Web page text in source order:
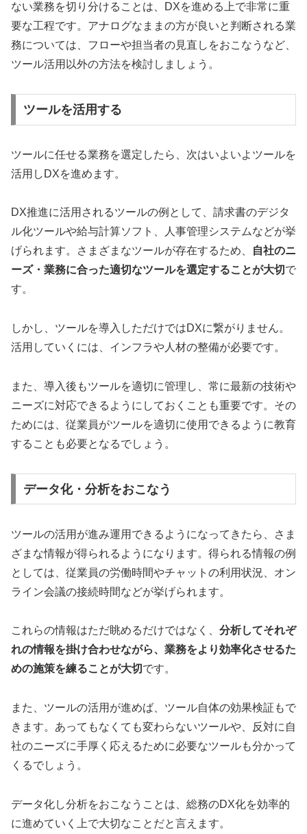
ない業務を切り分けることは、DXを進める上で非常に重
要な工程です。アナログなままの方が良いと判断される業
務については、フローや担当者の見直しをおこなうなど、
ツール活用以外の方法を検討しましょう。
ツールを活用する
ツールに任せる業務を選定したら、次はいよいよツールを
活用しDXを進めます。
DX推進に活用されるツールの例として、請求書のデジタ
ル化ツールや給与計算ソフト、人事管理システムなどが挙
げられます。さまざまなツールが存在するため、
自社のニ
ーズ・業務に合った適切なツールを選定することが大切 で
す。
しかし、ツールを導入しただけではDXに繋がりません。
活用していくには、インフラや人材の整備が必要です。
また、導入後もツールを適切に管理し、常に最新の技術や
ニーズに対応できるようにしておくことも重要です。その
ためには、従業員がツールを適切に使用できるように教育
することも必要となるでしょう。
データ化・分析をおこなう
ツールの活用が進み運用できるようになってきたら、さま
ざまな情報が得られるようになります。得られる情報の例
としては、従業員の労働時間やチャットの利用状況、オン
ライン会議の接続時間などが挙げられます。
これらの情報はただ眺めるだけではなく、 分析してそれぞ
れの情報を掛け合わせながら、業務をより効率化させるた
めの施策を練ることが大切 です。
また、ツールの活用が進めば、ツール自体の効果検証もで
きます。あってもなくても変わらないツールや、反対に自
社のニーズに手厚く応えるために必要なツールも分かって
くるでしょう。
データ化し分析をおこなうことは、総務のDX化を効率的
に進めていく上で大切なことだと言えます。